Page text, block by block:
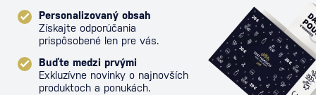
Personalizovaný obsah
Získajte odporúčania
prispôsobené len pre vás.
Buďte medzi prvými
Exkluzívne novinky o najnovších
produktoch a ponukách.